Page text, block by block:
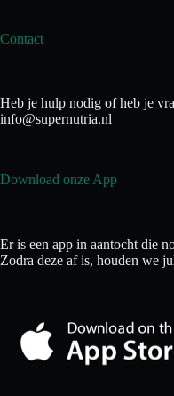
Contact
Heb je hulp nodig of heb je
info@supernutria.nl
Download onze App
Er is een app in aantocht die
Zodra deze af is, houden we